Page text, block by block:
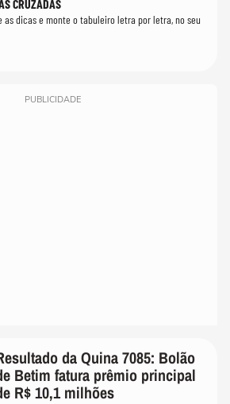
CRUZADAS
as dicas e monte o tabuleiro letra por letra, no seu
PUBLICIDADE
da Quina 7085: Bolão
Betim fatura prêmio principal
R$ 10,1 milhões